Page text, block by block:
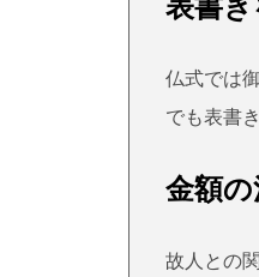
表書
仏式では
でも表書
金額
故人との